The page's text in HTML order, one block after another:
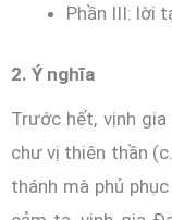
Phần III: lời
2. Ý nghĩa
Trước hết, vịnh
chư vị thiên thần
thánh mà phủ